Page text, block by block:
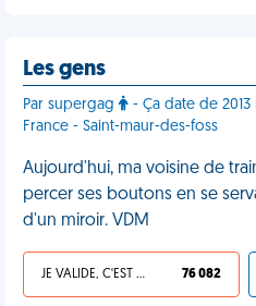
Les gens
Par supergag
- Ça date de
France - Saint-maur-des-foss
Aujourd'hui, ma voisine de
percer ses boutons en se
d'un miroir. VDM
JE VALIDE, C'EST UNE VDM 76 082